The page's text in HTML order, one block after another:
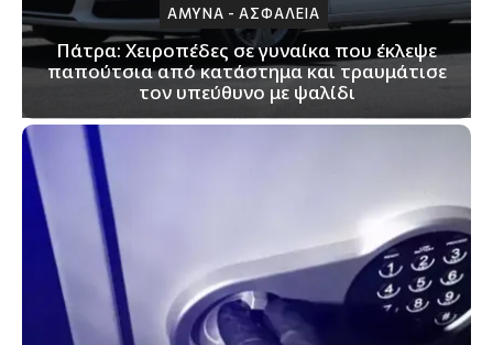
ΑΜΥΝΑ - ΑΣΦΑΛΕΙΑ
Πάτρα: Xειροπέδες σε γυναίκα που έκλεψε
παπούτσια από κατάστημα και τραυμάτισε
τον υπεύθυνο με ψαλίδι